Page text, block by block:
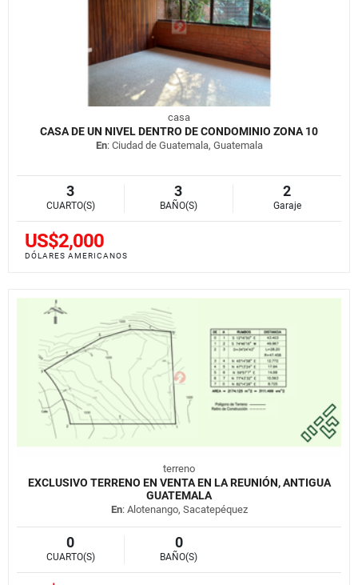
casa
CASA DE UN NIVEL DENTRO DE CONDOMINIO ZONA 10
En: Ciudad de Guatemala, Guatemala
3
CUARTO(S)
3
BAÑO(S)
2
Garaje
US$2,000
DÓLARES AMERICANOS
terreno
EXCLUSIVO TERRENO EN VENTA EN LA REUNIÓN, ANTIGUA
GUATEMALA
En: Alotenango, Sacatepéquez
0
CUARTO(S)
0
BAÑO(S)